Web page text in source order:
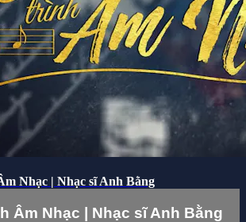
Nhạc | Nhạc sĩ Anh Bằng
Âm Nhạc | Nhạc sĩ Anh Bằng